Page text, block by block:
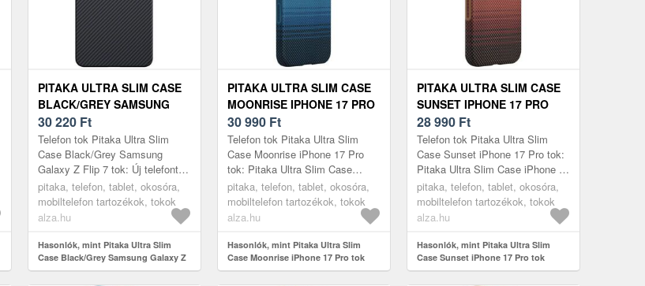
PITAKA ULTRA SLIM CASE
BLACK/GREY SAMSUNG
GALAXY Z FLIP 7 TOK
30 220 Ft
Telefon tok Pitaka Ultra Slim
Case Black/Grey Samsung
Galaxy Z Flip 7 tok: Új telefont
vásároltál, és félsz az esetleges
sérülésektől? Eme SAMSUNG ...
pitaka, telefon, tablet, okosóra,
mobiltelefon tartozékok, tokok
alza.hu
Hasonlók, mint Pitaka Ultra Slim
Case Black/Grey Samsung Galaxy Z
Flip 7 tok
PITAKA ULTRA SLIM CASE
MOONRISE IPHONE 17 PRO
TOK
30 990 Ft
Telefon tok Pitaka Ultra Slim
Case Moonrise iPhone 17 Pro
tok: Pitaka Ultra Slim Case
iPhone 17 ProUltravékony és
könnyű tok a minimalista és
minde...
pitaka, telefon, tablet, okosóra,
mobiltelefon tartozékok, tokok
alza.hu
Hasonlók, mint Pitaka Ultra Slim
Case Moonrise iPhone 17 Pro tok
PITAKA ULTRA SLIM CASE
SUNSET IPHONE 17 PRO
TOK
28 990 Ft
Telefon tok Pitaka Ultra Slim
Case Sunset iPhone 17 Pro tok:
Pitaka Ultra Slim Case iPhone 17
ProUltravékony és könnyű tok
minimalista és mindennap...
pitaka, telefon, tablet, okosóra,
mobiltelefon tartozékok, tokok
alza.hu
Hasonlók, mint Pitaka Ultra Slim
Case Sunset iPhone 17 Pro tok